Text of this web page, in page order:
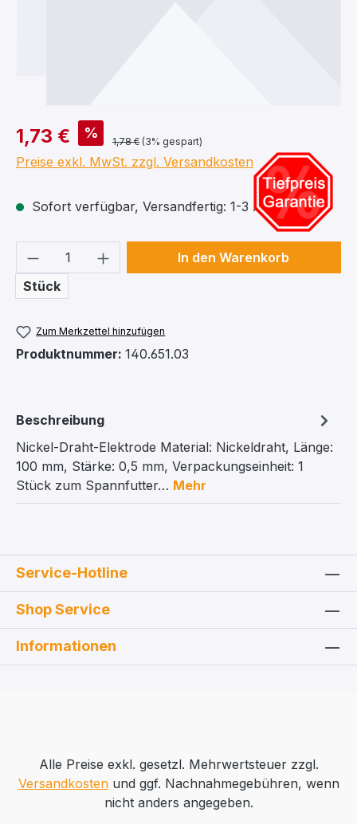
1,73 € %
1,78 € (3% gespart)
Preise exkl. MwSt. zzgl. Versandkosten
Sofort verfügbar, Versandfertig: 1-3 Arbeitstage
Produkt Anzahl: Gib den
Stück
In den Warenkorb
Zum Merkzettel hinzufügen
Produktnummer: 140.651.03
Beschreibung
Nickel-Draht-Elektrode Material: Nickeldraht, Länge:
100 mm, Stärke: 0,5 mm, Verpackungseinheit: 1
Stück zum Spannfutter… Mehr
Service-Hotline
Shop Service
Informationen
Alle Preise exkl. gesetzl. Mehrwertsteuer zzgl.
Versandkostenund ggf. Nachnahmegebühren, wenn
nicht anders angegeben.